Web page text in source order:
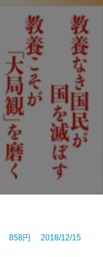
858円 2018/12/15